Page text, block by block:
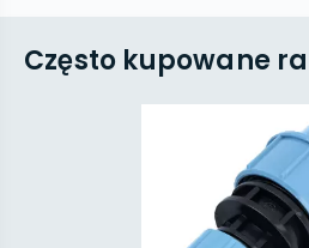
Często kupowane